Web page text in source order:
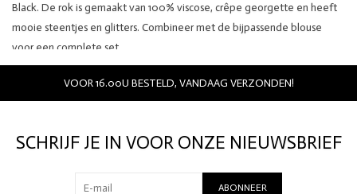
Black. De rok is gemaakt van 100% viscose, crêpe georgette en heeft
mooie steentjes en glitters. Combineer met de bijpassende blouse
voor een complete set.
Materiaal:100% viscose
Het model op de foto is 1.78 m lang en draagt maat 36
VOOR 16.00U BESTELD, VANDAAG VERZONDEN!
SCHRIJF JE IN VOOR ONZE NIEUWSBRIEF
ABONNEER